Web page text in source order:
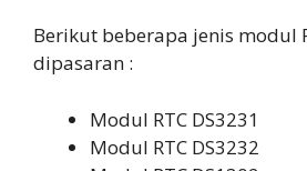
Berikut beberapa jenis modul
dipasaran :
Modul RTC DS3231
Modul RTC DS3232